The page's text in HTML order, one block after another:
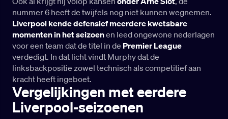
nummer 6 heeft de twijfels nog niet kunnen wegnemen.
Liverpool kende defensief meerdere kwetsbare
momenten in het seizoenen leed ongewone nederlagen
voor een team dat de titel in de Premier League
verdedigt. In dat licht vindt Murphy dat de
linksbackpositie zowel technisch als competitief aan
kracht heeft ingeboet.
Vergelijkingen met eerdere
Liverpool-seizoenen